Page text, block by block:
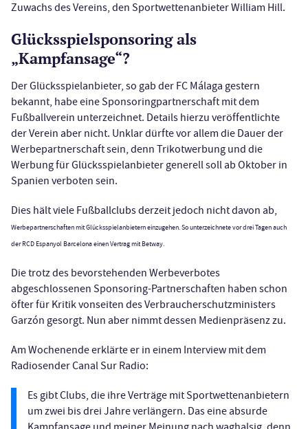
Zuwachs des Vereins, den Sportwettenanbieter William Hill.
Glücksspielsponsoring als
„Kampfansage“?
Der Glücksspielanbieter, so gab der FC Málaga gestern
bekannt, habe eine Sponsoringpartnerschaft mit dem
Fußballverein unterzeichnet. Details hierzu veröffentlichte
der Verein aber nicht. Unklar dürfte vor allem die Dauer der
Werbepartnerschaft sein, denn Trikotwerbung und die
Werbung für Glücksspielanbieter generell soll ab Oktober in
Spanien verboten sein.
Dies hält viele Fußballclubs derzeit jedoch nicht davon ab,
Werbepartnerschaften mit Glücksspielanbietern einzugehen. So unterzeichnete vor drei Tagen auch
der RCD Espanyol Barcelona einen Vertrag mit Betway.
Die trotz des bevorstehenden Werbeverbotes
abgeschlossenen Sponsoring-Partnerschaften haben schon
öfter für Kritik vonseiten des Verbraucherschutzministers
Garzón gesorgt. Nun aber nimmt dessen Medienpräsenz zu.
Am Wochenende erklärte er in einem Interview mit dem
Radiosender Canal Sur Radio:
Es gibt Clubs, die ihre Verträge mit Sportwettenanbietern
um zwei bis drei Jahre verlängern. Das eine absurde